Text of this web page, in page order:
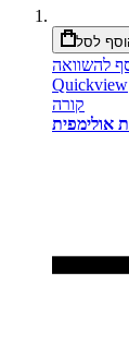
לסל
להשוואה
Quickview
קורה
אולימפית